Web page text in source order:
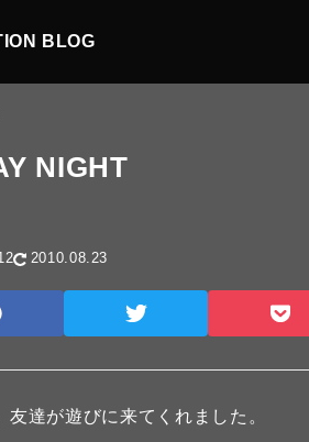
BLOG
NIGHT
2010.08.23
友達が遊びに来てくれました。